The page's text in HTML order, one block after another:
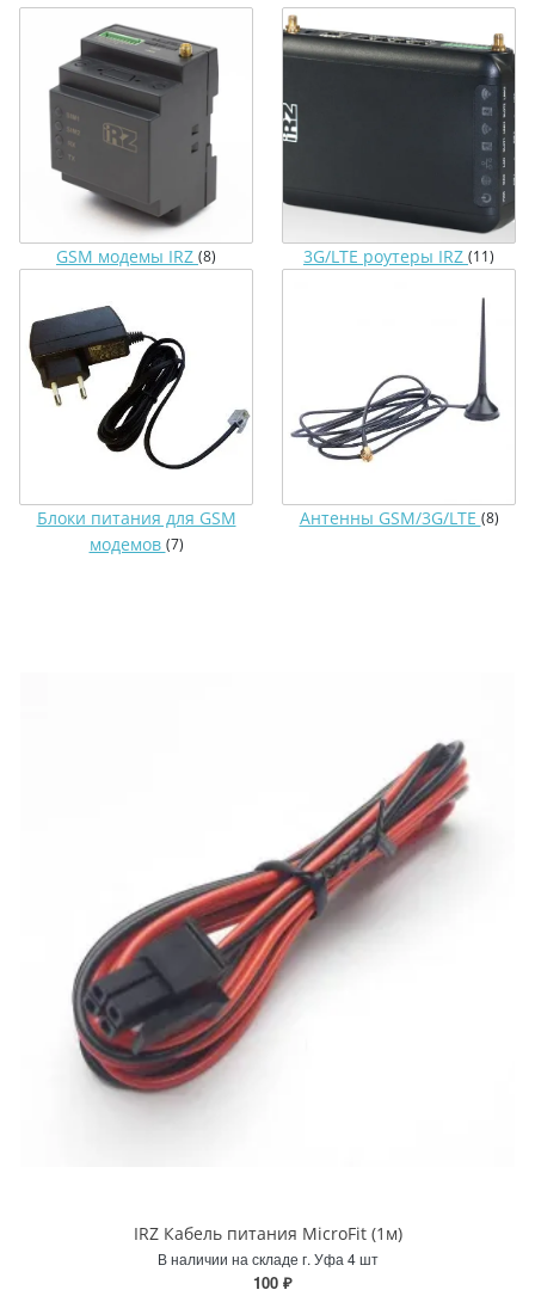
GSM модемы IRZ (8) 3G/LTE роутеры IRZ (11)
Блоки питания для GSM
модемов (7)
Антенны GSM/3G/LTE (8)
IRZ Кабель питания MicroFit (1м)
В наличии на складе г. Уфа 4 шт
100 ₽